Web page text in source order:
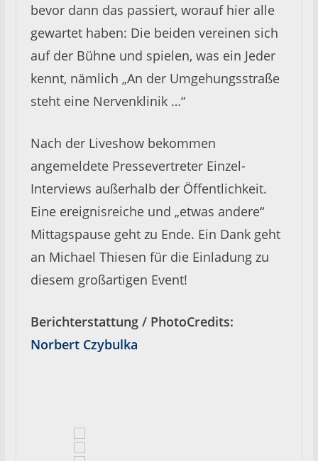
bevor dann das passiert, worauf hier alle
gewartet haben: Die beiden vereinen sich
auf der Bühne und spielen, was ein Jeder
kennt, nämlich „An der Umgehungsstraße
steht eine Nervenklinik …“
Nach der Liveshow bekommen
angemeldete Pressevertreter Einzel-
Interviews außerhalb der Öffentlichkeit.
Eine ereignisreiche und „etwas andere“
Mittagspause geht zu Ende. Ein Dank geht
an Michael Thiesen für die Einladung zu
diesem großartigen Event!
Berichterstattung / PhotoCredits:
Norbert Czybulka